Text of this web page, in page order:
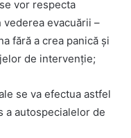
vor respecta
evacuării –
fără a crea panică și
de intervenție;
se va efectua astfel
a autospecialelor de